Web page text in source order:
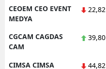
CEOEM CEO EVENT
MEDYA
22,82
CGCAM CAGDAS
CAM
39,80
CIMSA CIMSA 44,82